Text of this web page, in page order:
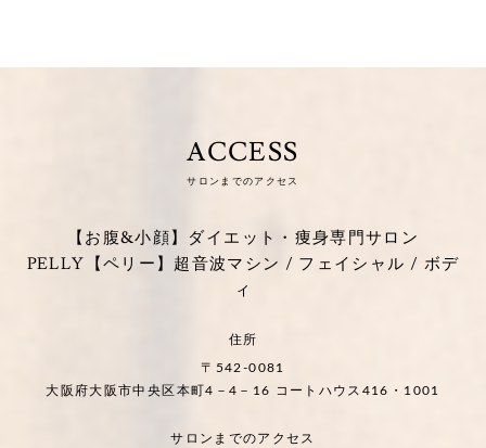
ACCESS
サロンまでのアクセス
【お腹&小顔】ダイエット・痩身専門サロン
PELLY【ペリー】超音波マシン / フェイシャル / ボデ
ィ
住所
〒542-0081
大阪府大阪市中央区本町4－4－16 コートハウス416・1001
サロンまでのアクセス